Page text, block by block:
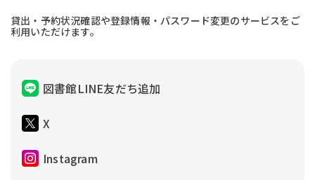
貸出・予約状況確認や登録情報・パスワード変更のサービスをご
利用いただけます。
図書館LINE友だち追加
X
Instagram